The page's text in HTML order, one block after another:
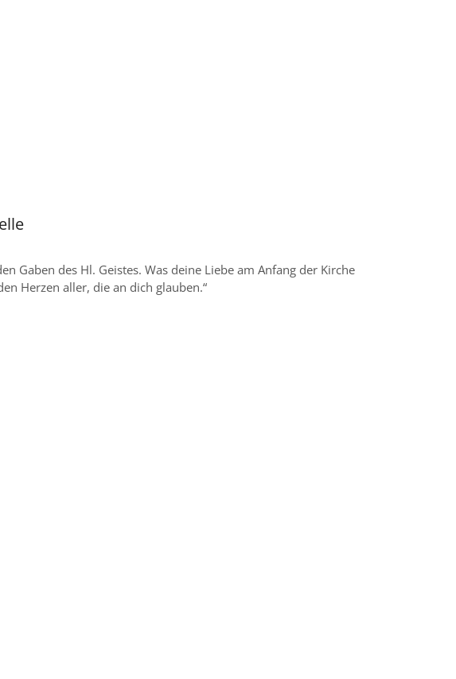
Gaben des Hl. Geistes. Was deine Liebe am Anfang der Kirche
Herzen aller, die an dich glauben.“